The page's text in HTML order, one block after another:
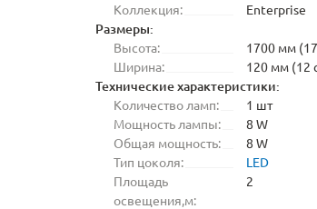
Коллекция:
Enterprise
Размеры:
Высота:
1700 мм
Ширина:
120 мм (12
Технические характеристики:
Количество ламп:
1 шт
Мощность лампы:
8 W
Общая мощность:
8 W
Тип цоколя:
LED
Площадь
освещения,м:
2